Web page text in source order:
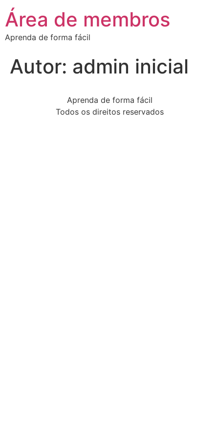
Área de membros
Aprenda de forma fácil
Autor: admin inicial
Aprenda de forma fácil
Todos os direitos reservados